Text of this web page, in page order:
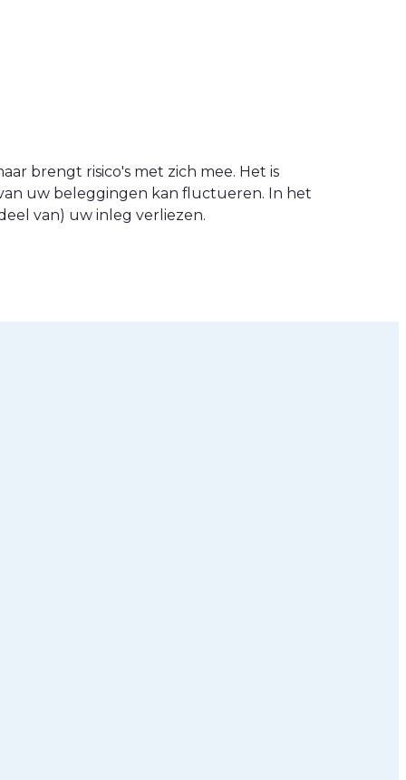
brengt risico's met zich mee. Het is
uw beleggingen kan fluctueren. In het
van) uw inleg verliezen.